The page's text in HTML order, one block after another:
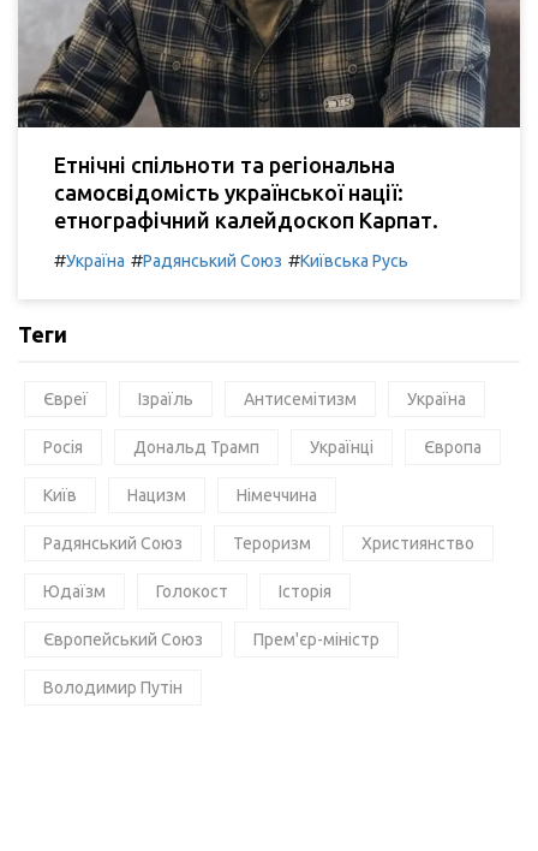
Етнічні спільноти та регіональна
самосвідомість української нації:
етнографічний калейдоскоп Карпат.
#Україна #Радянський Союз #Київська Русь
Теги
Євреї Ізраїль Антисемітизм Україна
Росія Дональд Трамп Українці Європа
Київ Нацизм Німеччина
Радянський Союз Тероризм Християнство
Юдаїзм Голокост Історія
Європейський Союз Прем'єр-міністр
Володимир Путін